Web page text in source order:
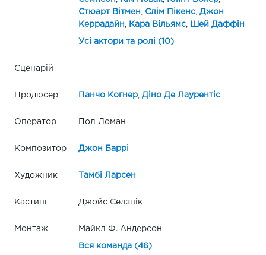
Стюарт Вітмен
Слім Пікенс, Джон
Керрадайн
Кара Вільямс, Шей Даффін
Усі актори та ролі (10)
Сценарій
Продюсер Панчо Когнер, Діно Де Лаурентіс
Оператор Пол Ломан
Композитор Джон Баррі
Художник Тамбі Ларсен
Кастинг Джойс Селзнік
Монтаж Майкл Ф. Андерсон
Вся команда (46)